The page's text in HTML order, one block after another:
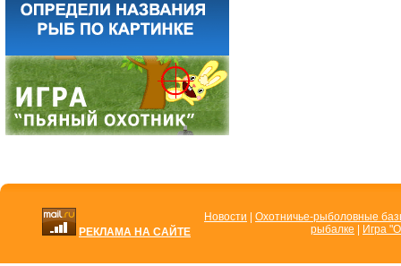
РЕКЛАМА НА САЙТЕ
Новости
Охотничье-рыболовные
рыбалке
Игра